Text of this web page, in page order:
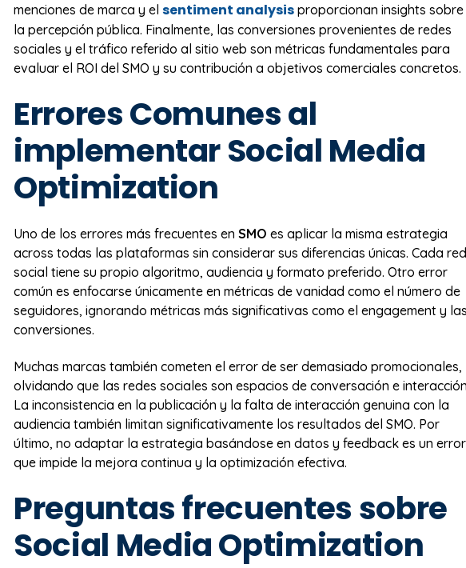
menciones de marca y el sentiment analysis proporcionan insights sobre
la percepción pública. Finalmente, las conversiones provenientes de redes
sociales y el tráfico referido al sitio web son métricas fundamentales para
evaluar el ROI del SMO y su contribución a objetivos comerciales concretos.
Errores Comunes al
implementar Social Media
Optimization
Uno de los errores más frecuentes en SMO es aplicar la misma estrategia
across todas las plataformas sin considerar sus diferencias únicas. Cada red
social tiene su propio algoritmo, audiencia y formato preferido. Otro error
común es enfocarse únicamente en métricas de vanidad como el número de
seguidores, ignorando métricas más significativas como el engagement y
conversiones.
Muchas marcas también cometen el error de ser demasiado promocionales,
olvidando que las redes sociales son espacios de conversación e
La inconsistencia en la publicación y la falta de interacción genuina con la
audiencia también limitan significativamente los resultados del SMO. Por
último, no adaptar la estrategia basándose en datos y feedback es un error
que impide la mejora continua y la optimización efectiva.
Preguntas frecuentes sobre
Social Media Optimization